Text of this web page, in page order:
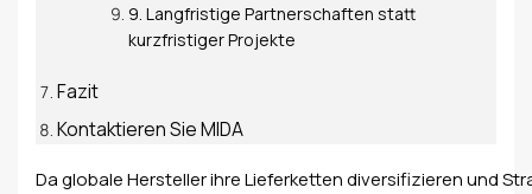
9. Langfristige Partnerschaften statt
kurzfristiger Projekte
Fazit
Kontaktieren Sie MIDA
Da globale Hersteller ihre Lieferketten diversifizieren und